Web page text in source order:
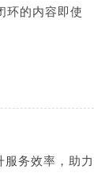
环的内容即使
务效率，助力